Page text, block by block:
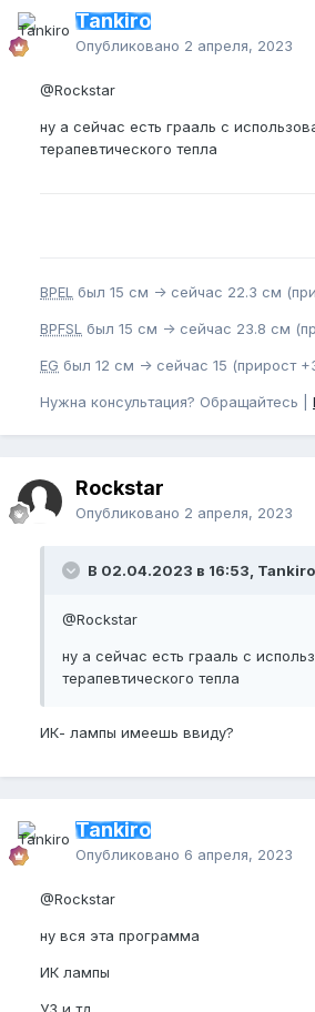
Tankiro
Опубликовано 2 апреля, 2023
@Rockstar
ну а сейчас есть грааль с
терапевтического тепла
BPEL был 15 см -> сейчас 22.3 см
BPFSL был 15 см -> сейчас 23.8 см
EG был 12 см -> сейчас 15 (прирост
Нужна консультация? Обращайтесь |
Rockstar
Опубликовано 2 апреля, 2023
В 02.04.2023 в 16:53, Tankiro
@Rockstar
ну а сейчас есть грааль с
терапевтического тепла
ИК- лампы имеешь ввиду?
Tankiro
Опубликовано 6 апреля, 2023
@Rockstar
ну вся эта программа
ИК лампы